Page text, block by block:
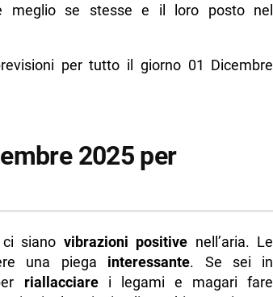
meglio se stesse e il loro posto nel
per tutto il giorno 01 Dicembre
2025 per
siano vibrazioni positive nell’aria. Le
una piega interessante. Se sei in
riallacciarei legami e magari fare